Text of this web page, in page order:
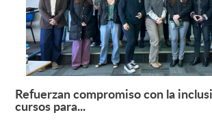
Refuerzan compromiso con la
cursos para...